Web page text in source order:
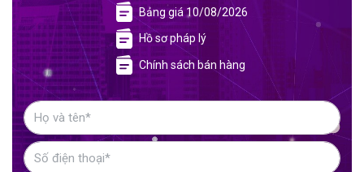
Bảng giá 10/08/2026
Hồ sơ pháp lý
Chính sách bán hàng